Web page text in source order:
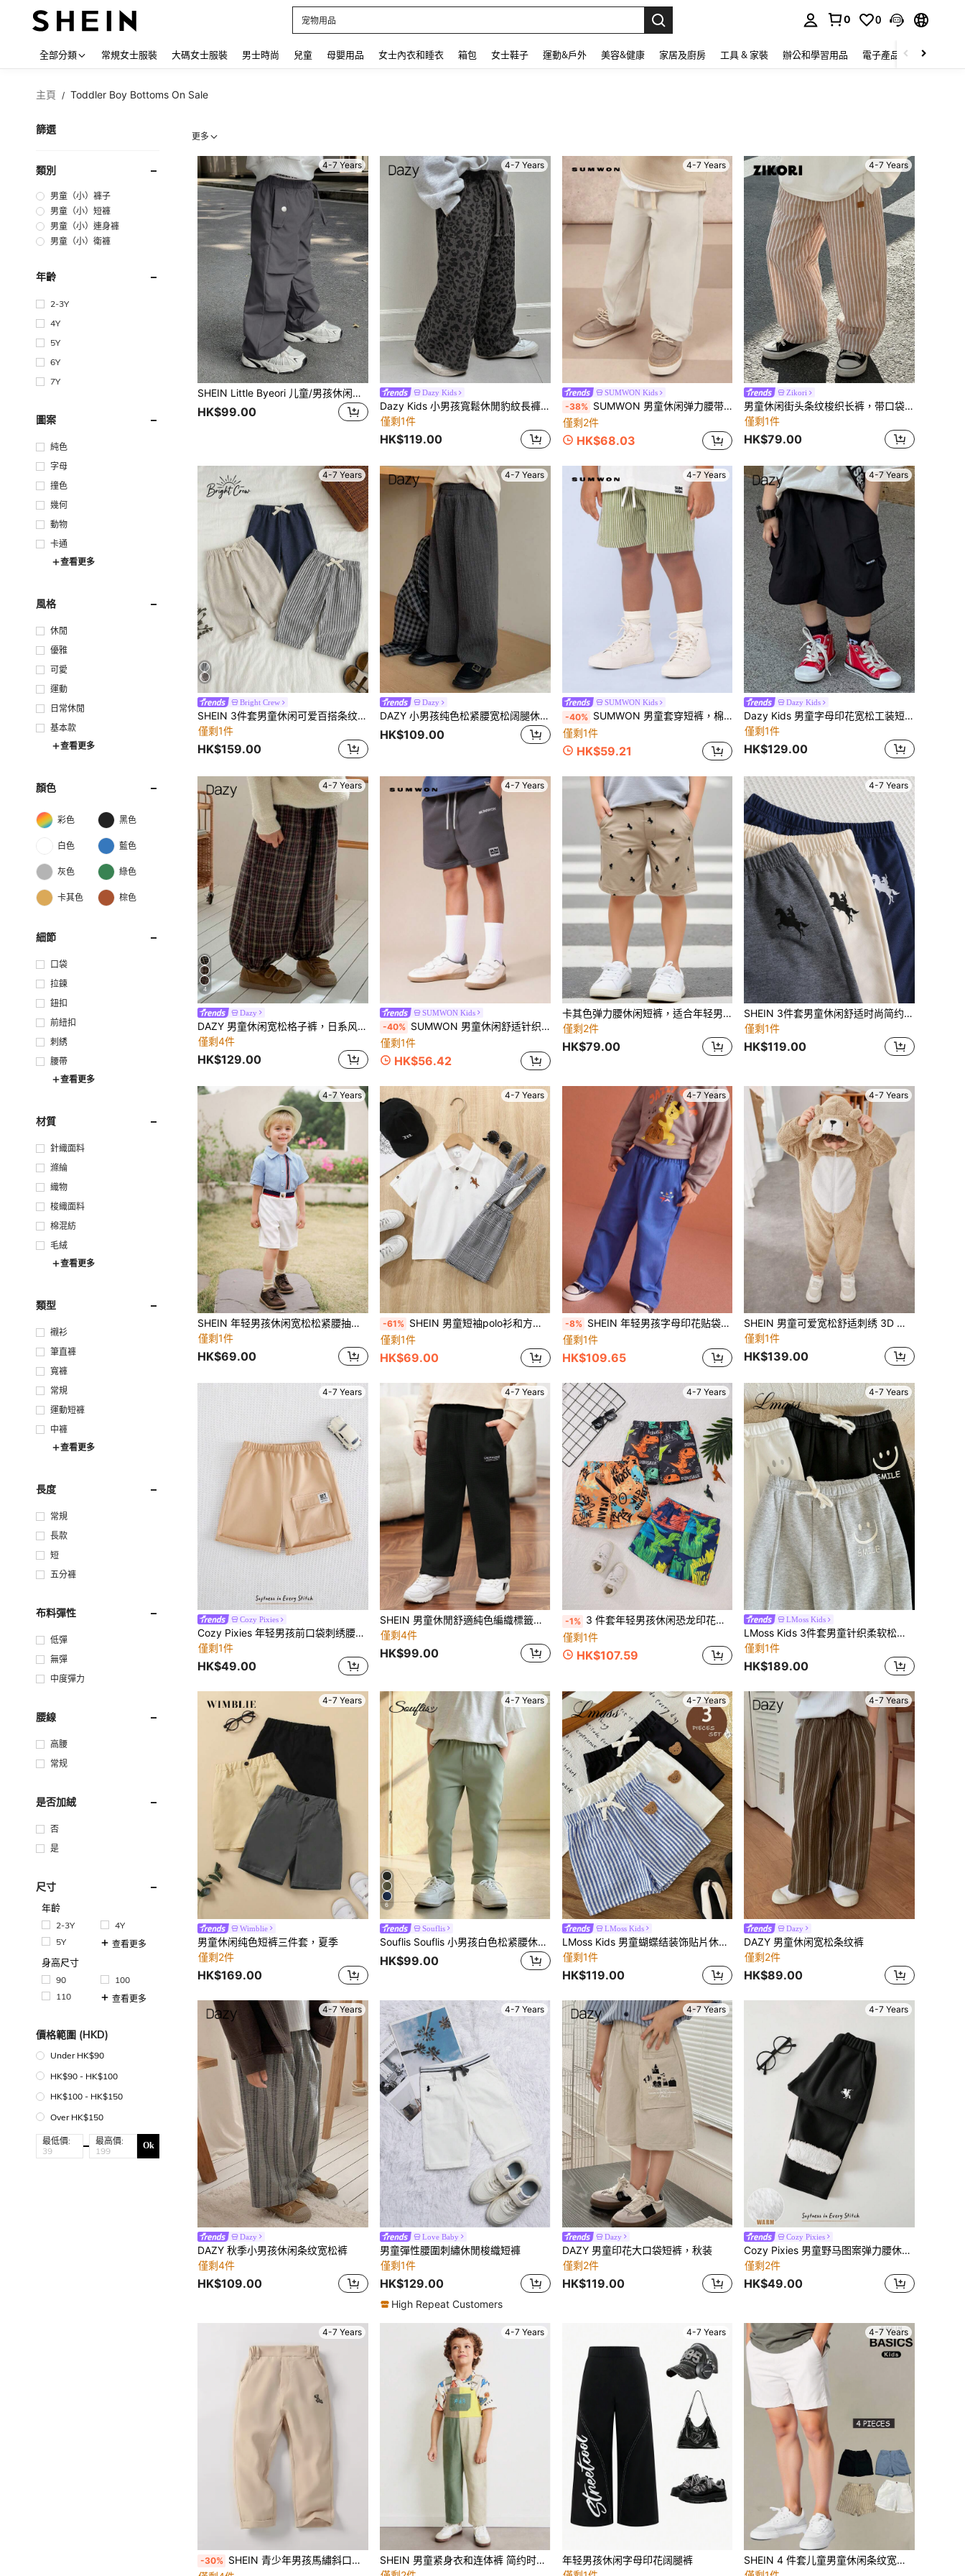
占卜
0 0
全部分類 常規女士服裝 大碼女士服裝 男士時尚 兒童 母嬰用品 女士內衣和睡衣 箱包 女士鞋子 運動&戶外 美容&健康 家居及廚房 工具 & 家裝 辦公和學習用品 電子產品 玩具
主頁 / Toddler Boy Bottoms On Sale
篩選
類別
男童（小）褲子
男童（小）短褲
男童（小）連身褲
男童（小）衛褲
年齡
2-3Y
4Y
5Y
6Y
7Y
圖案
純色
字母
撞色
幾何
動物
卡通
查看更多
風格
休閒
優雅
可愛
運動
日常休閒
基本款
查看更多
顏色
彩色 黑色
白色 藍色
灰色 綠色
卡其色 棕色
細節
口袋
拉鍊
鈕扣
前紐扣
刺綉
腰帶
查看更多
材質
針織面料
滌綸
織物
梭織面料
棉混紡
毛絨
查看更多
類型
襯衫
筆直褲
寬褲
常規
運動短褲
中褲
查看更多
長度
常規
長款
短
五分褲
布料彈性
低彈
無彈
中度彈力
腰線
高腰
常规
是否加絨
否
是
尺寸
年齡
2-3Y
4Y
5Y
查看更多
身高尺寸
90
100
110
查看更多
價格範圍 (HKD)
Under HK$90
HK$90 - HK$100
HK$100 - HK$150
Over HK$150
最低價: 最高價: Ok
更多
4-7 Years
SHEIN Little Byeori 儿童/男孩休闲松紧腰字母印花宽松编织裤，适合学校、花园、海滩、生日、春季、夏季、秋季、冬季
HK$99.00
4-7 Years
Dazy Kids
Dazy Kids 小男孩寬鬆休閒豹紋長褲，秋季
僅剩1件
HK$119.00
4-7 Years
SUMWON Kids
-38% SUMWON 男童休闲弹力腰带宽松舒适抽绳裤，带侧袋，适合日常穿着和度假。
僅剩2件
HK$68.03
4-7 Years
Zikori
男童休闲街头条纹梭织长裤，带口袋，直筒裤型，轻便舒适，适合外出、度假、拍照、上学、运动、聚会等各种场合，春夏皆宜。
僅剩1件
HK$79.00
4-7 Years
Bright Crew
SHEIN 3件套男童休闲可爱百搭条纹缎带装饰松紧腰裤套装
僅剩1件
HK$159.00
4-7 Years
Dazy
DAZY 小男孩纯色松紧腰宽松阔腿休闲裤
HK$109.00
4-7 Years
SUMWON Kids
-40% SUMWON 男童套穿短裤，棉质条纹，休闲夏季，松紧腰带，适合散步、度假、沙滩穿着，抽绳设计，日常舒适，长度及膝。
僅剩1件
HK$59.21
4-7 Years
Dazy Kids
Dazy Kids 男童字母印花宽松工装短裤
僅剩1件
HK$129.00
4-7 Years
4
Dazy
DAZY 男童休闲宽松格子裤，日系风格，秋季款
僅剩4件
HK$129.00
4-7 Years
SUMWON Kids
-40% SUMWON 男童休闲舒适针织抽绳短裤，带品牌标志，适合日常夏季穿着和度假。
僅剩1件
HK$56.42
卡其色弹力腰休闲短裤，适合年轻男童，可用于生日派对、晚宴、演出、婚礼、迎婴派对、婚礼宾客、花童等场合。
僅剩2件
HK$79.00
4-7 Years
SHEIN 3件套男童休闲舒适时尚简约实用柔软舒适短裤套装，带徽章和腰带装饰，适合春夏季日常穿着、上学、旅行和运动。
僅剩1件
HK$119.00
4-7 Years
SHEIN 年轻男孩休闲宽松松紧腰抽绳短裤，夏季简约设计
僅剩1件
HK$69.00
4-7 Years
-61% SHEIN 男童短袖polo衫和方格吊帶短褲2件套裝
僅剩1件
HK$69.00
4-7 Years
-8% SHEIN 年轻男孩字母印花贴袋宽松休闲直筒裤
僅剩1件
HK$109.65
4-7 Years
SHEIN 男童可爱宽松舒适刺绣 3D 动物毛绒连体裤
僅剩1件
HK$139.00
4-7 Years
Cozy Pixies
Cozy Pixies 年轻男孩前口袋刺绣腰带休闲短裤，舒适百搭
僅剩1件
HK$49.00
4-7 Years
SHEIN 男童休閒舒適純色編織標籤針織直腳褲
僅剩4件
HK$99.00
4-7 Years
-1% 3 件套年轻男孩休闲恐龙印花宽松短裤，夏季
僅剩1件
HK$107.59
4-7 Years
LMoss Kids
LMoss Kids 3件套男童针织柔软松紧腰休闲裤
僅剩1件
HK$189.00
4-7 Years
Wimblie
男童休闲纯色短裤三件套，夏季
僅剩2件
HK$169.00
4-7 Years
6
Souflis
Souflis Souflis 小男孩白色松紧腰休闲裤，舒适日常穿着，适合春夏季海滩、派对穿着
HK$99.00
4-7 Years
LMoss Kids
LMoss Kids 男童蝴蝶结装饰贴片休闲百搭日常短裤
僅剩1件
HK$119.00
4-7 Years
Dazy
DAZY 男童休闲宽松条纹裤
僅剩2件
HK$89.00
4-7 Years
Dazy
DAZY 秋季小男孩休闲条纹宽松裤
僅剩4件
HK$109.00
4-7 Years
Love Baby
男童彈性腰圍刺繡休閒梭織短褲
僅剩1件
HK$129.00
High Repeat Customers
4-7 Years
Dazy
DAZY 男童印花大口袋短裤，秋装
僅剩2件
HK$119.00
4-7 Years
Cozy Pixies
Cozy Pixies 男童野马图案弹力腰休闲抓绒裤保暖裤儿童运动裤男童运动裤保暖内衬裤黑色儿童慢跑裤保暖内衬裤男童两件套
僅剩2件
HK$49.00
4-7 Years
-30% SHEIN 青少年男孩馬繡斜口口袋錐形褲
4-7 Years
SHEIN 男童紧身衣和连体裤 简约时尚日常休闲
4-7 Years
年轻男孩休闲字母印花阔腿裤
4-7 Years
SHEIN 4 件套儿童男童休闲条纹宽松梭织短裤套装，4 种款式，每种款式 1 件，百搭舒适，适合上学、通勤、日常休闲、旅行、运动、春夏季